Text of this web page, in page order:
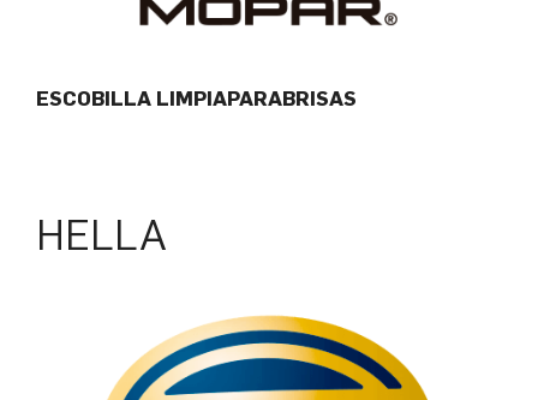
ESCOBILLA LIMPIAPARABRISAS
HELLA